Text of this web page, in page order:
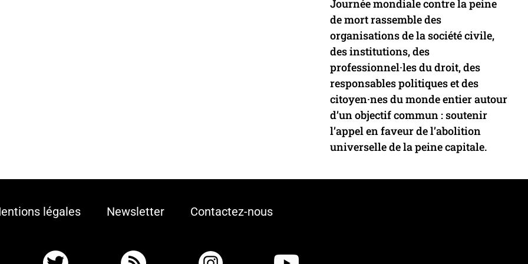
Journée mondiale contre la peine
de mort rassemble des
organisations de la société civile,
des institutions, des
professionnel·les du droit, des
responsables politiques et des
citoyen·nes du monde entier autour
d’un objectif commun : soutenir
l’appel en faveur de l’abolition
universelle de la peine capitale.
légales Newsletter Contactez-nous